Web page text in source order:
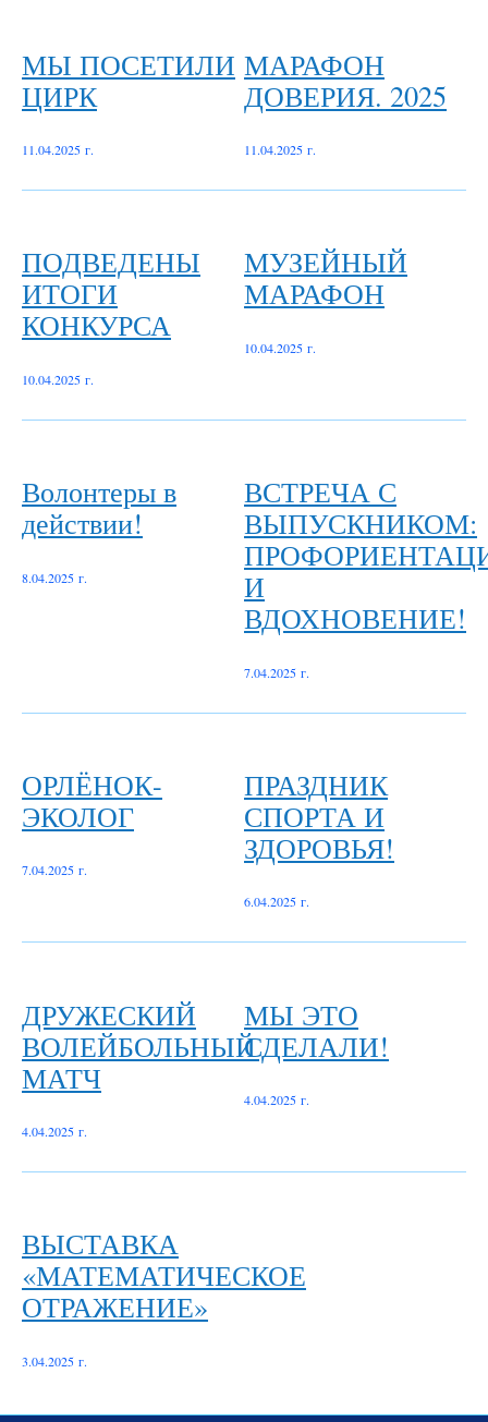
МЫ ПОСЕТИЛИ
ЦИРК
11.04.2025 г.
МАРАФОН
ДОВЕРИЯ. 2025
11.04.2025 г.
ПОДВЕДЕНЫ
ИТОГИ
КОНКУРСА
10.04.2025 г.
МУЗЕЙНЫЙ
МАРАФОН
10.04.2025 г.
Волонтеры в
действии!
8.04.2025 г.
ВСТРЕЧА С
ВЫПУСКНИКОМ:
И
ВДОХНОВЕНИЕ!
7.04.2025 г.
ОРЛЁНОК-
ЭКОЛОГ
7.04.2025 г.
ПРАЗДНИК
СПОРТА И
ЗДОРОВЬЯ!
6.04.2025 г.
ДРУЖЕСКИЙ
ВОЛЕЙБОЛЬНЫЙ
МАТЧ
4.04.2025 г.
МЫ ЭТО
СДЕЛАЛИ!
4.04.2025 г.
ВЫСТАВКА
«МАТЕМАТИЧЕСКОЕ
ОТРАЖЕНИЕ»
3.04.2025 г.